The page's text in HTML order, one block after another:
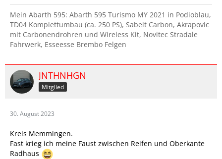
Mein Abarth 595: Abarth 595 Turismo MY 2021 in Podioblau,
TD04 Komplettumbau (ca. 250 PS), Sabelt Carbon, Akrapovic
mit Carbonendrohren und Wireless Kit, Novitec Stradale
Fahrwerk, Esseesse Brembo Felgen
JNTHNHGN
Mitglied
30. August 2023
Kreis Memmingen.
Fast krieg ich meine Faust zwischen Reifen und Oberkante
Radhaus